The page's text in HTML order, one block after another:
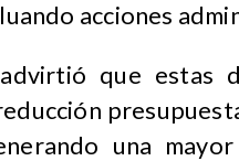
acciones
que estas
una